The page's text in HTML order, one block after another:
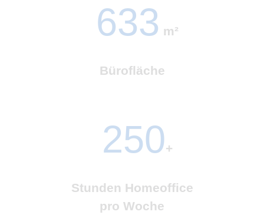
633 m²
Bürofläche
250+
Stunden Homeoffice
pro Woche